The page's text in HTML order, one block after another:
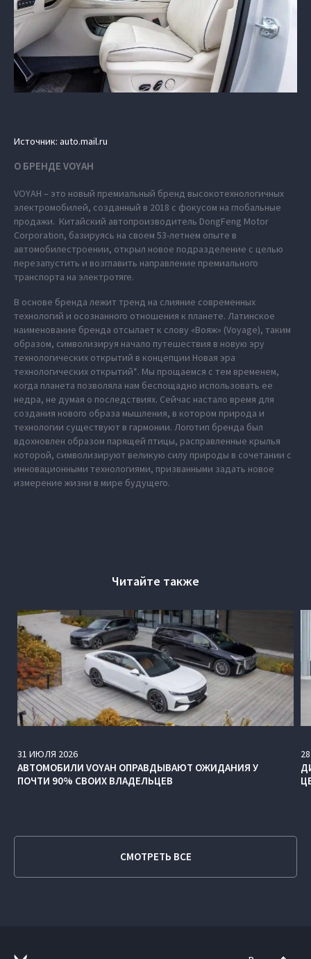
Источник: auto.mail.ru
О БРЕНДЕ VOYAH
VOYAH – это новый премиальный бренд высокотехнологичных
электромобилей, созданный в 2018 с фокусом на глобальные
продажи. Китайский автопроизводитель DongFeng Motor
Corporation, базируясь на своем 53-летнем опыте в
автомобилестроении, открыл новое подразделение с целью
перезапустить и возглавить направление премиального
транспорта на электротяге.
В основе бренда лежит тренд на слияние современных
технологий и осознанного отношения к планете. Латинское
наименование бренда отсылает к слову «Вояж» (Voyage), таким
образом, символизируя начало путешествия в новую эру
технологических открытий в концепции Новая эра
технологических открытий*. Мы прощаемся с тем временем,
когда планета позволяла нам беспощадно использовать ее
недра, не думая о последствиях. Сейчас настало время для
создания нового образа мышления, в котором природа и
технологии существуют в гармонии. Логотип бренда был
вдохновлен образом парящей птицы, расправленные крылья
которой, символизируют великую силу природы в сочетании с
инновационными технологиями, призванными задать новое
измерение жизни в мире будущего.
Читайте также
31 ИЮЛЯ 2026
АВТОМОБИЛИ VOYAH ОПРАВДЫВАЮТ ОЖИДАНИЯ У
ПОЧТИ 90% СВОИХ ВЛАДЕЛЬЦЕВ
28
СМОТРЕТЬ ВСЕ